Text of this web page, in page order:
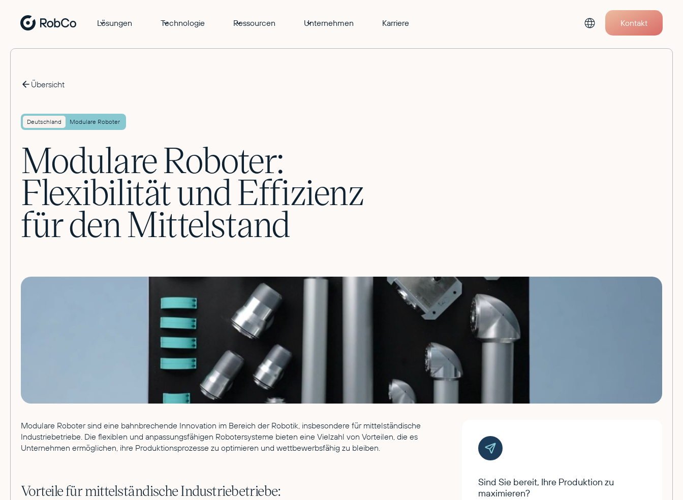
Lösungen Technologie Ressourcen Unternehmen Karriere Kontakt
Übersicht
Deutschland Modulare Roboter
Modulare Roboter:
Flexibilität und Effizienz
für den Mittelstand
Modulare Roboter sind eine bahnbrechende Innovation im Bereich der Robotik, insbesondere für mittelständische
Industriebetriebe. Die flexiblen und anpassungsfähigen Robotersysteme bieten eine Vielzahl von Vorteilen, die es
Unternehmen ermöglichen, ihre Produktionsprozesse zu optimieren und wettbewerbsfähig zu bleiben.
Vorteile für mittelständische Industriebetriebe:
Sind Sie bereit, Ihre Produktion zu
maximieren?